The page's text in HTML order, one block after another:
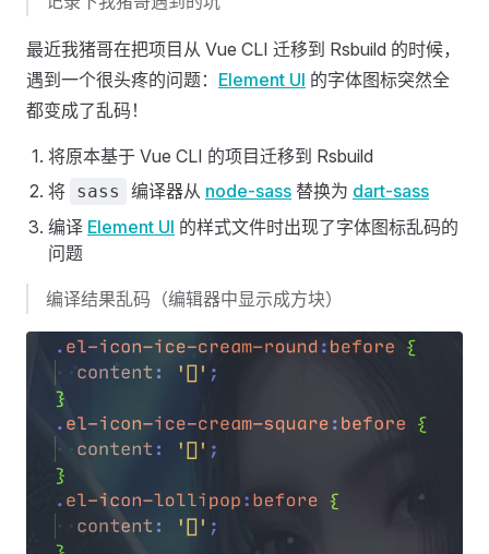
最近我猪哥在把项目从 Vue CLI 迁移到 Rsbuild 的时候，
遇到一个很头疼的问题： Element UI 的字体图标突然全
都变成了乱码！
将原本基于 Vue CLI 的项目迁移到 Rsbuild
将 sass 编译器从 node-sass 替换为 dart-sass
编译 Element UI 的样式文件时出现了字体图标乱码的
问题
编译结果乱码（编辑器中显示成方块）